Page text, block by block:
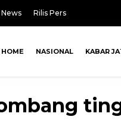
News Rilis Pers
HOME NASIONAL KABAR